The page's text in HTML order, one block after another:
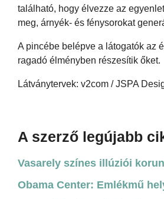
található, hogy élvezze az
meg, árnyék- és fénysorokat
A pincébe belépve a látogatók az
ragadó élményben részesítik őket.
Látványtervek: v2com / JSPA
A szerző legújabb
Vasarely színes illúziói
Obama Center: Emlékmű